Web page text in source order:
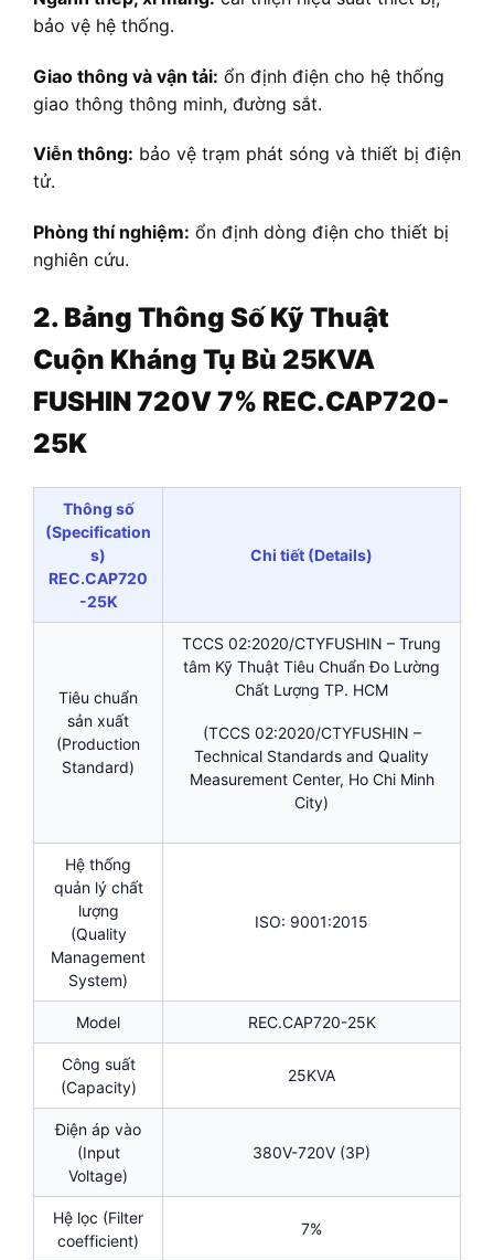
bảo vệ hệ thống.
Giao thông và vận tải: ổn định điện cho hệ thống
giao thông thông minh, đường sắt.
Viễn thông: bảo vệ trạm phát sóng và thiết bị điện
tử.
Phòng thí nghiệm: ổn định dòng điện cho thiết bị
nghiên cứu.
2. Bảng Thông Số Kỹ Thuật
Cuộn Kháng Tụ Bù 25KVA
FUSHIN 720V 7% REC.CAP720-
25K
Thông số
(Specification
s)
REC.CAP720
-25K
Chi tiết (Details)
Tiêu chuẩn
sản xuất
(Production
Standard)
TCCS 02:2020/CTYFUSHIN – Trung
tâm Kỹ Thuật Tiêu Chuẩn Đo Lường
Chất Lượng TP. HCM
(TCCS 02:2020/CTYFUSHIN –
Technical Standards and Quality
Measurement Center, Ho Chi Minh
City)
Hệ thống
quản lý chất
lượng
(Quality
Management
System)
ISO: 9001:2015
Model REC.CAP720-25K
Công suất
(Capacity)
25KVA
Điện áp vào
(Input
Voltage)
380V-720V (3P)
Hệ lọc (Filter
coefficient)
7%